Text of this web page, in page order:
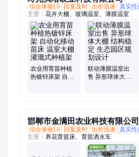
综合体验L0
回复及时 出价迅速 真实性
主营： 花卉大棚、玻璃温室、薄膜温室
农业用育苗种植
热镀锌床架 自动
联动薄膜温室出
售 异形球体大棚
邯郸市金满田农业科技有限公司
综合体验L0
回复及时 出价迅速 真实性
主营： 养花育苗床、育苗洒水车